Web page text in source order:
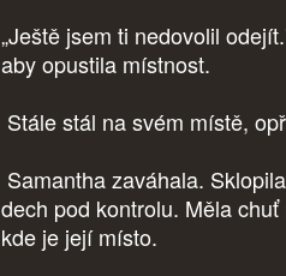
„Ještě jsem ti nedovolil
aby opustila místnost.
Stále stál na svém místě,
Samantha zaváhala.
dech pod kontrolu. Měla
kde je její místo.